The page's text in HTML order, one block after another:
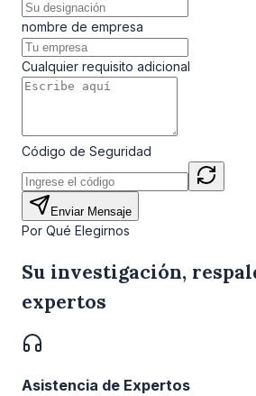
nombre de empresa
Cualquier requisito adicional
Código de Seguridad
Enviar Mensaje
Por Qué Elegirnos
Su investigación,
expertos
Asistencia de Expertos